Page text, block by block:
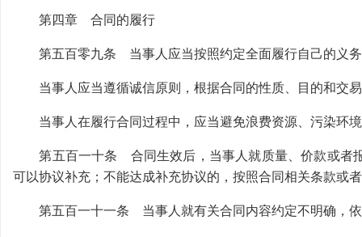
第四章 合同的履行
第五百零九条 当事人应当按照约定全面履行自己的义
当事人应当遵循诚信原则，根据合同的性质、目的和交易
当事人在履行合同过程中，应当避免浪费资源、污染环
第五百一十条 合同生效后，当事人就质量、价款或者报
可以协议补充；不能达成补充协议的，按照合同相关条款或
第五百一十一条 当事人就有关合同内容约定不明确，依